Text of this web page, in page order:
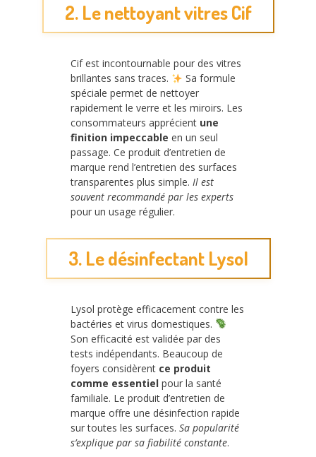
2. Le nettoyant vitres Cif
Cif est incontournable pour des vitres
brillantes sans traces.
Sa formule
spéciale permet de nettoyer
rapidement le verre et les miroirs. Les
consommateurs apprécient une
finition impeccable en un seul
passage. Ce produit d’entretien de
marque rend l’entretien des surfaces
transparentes plus simple. Il est
souvent recommandé par les experts
pour un usage régulier.
3. Le désinfectant Lysol
Lysol protège efficacement contre les
bactéries et virus domestiques.
Son efficacité est validée par des
tests indépendants. Beaucoup de
foyers considèrent ce produit
comme essentiel pour la santé
familiale. Le produit d’entretien de
marque offre une désinfection rapide
sur toutes les surfaces. Sa popularité
s’explique par sa fiabilité constante.